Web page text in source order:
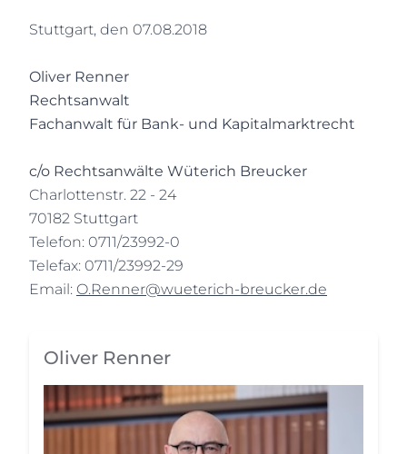
Stuttgart, den 07.08.2018
Oliver Renner
Rechtsanwalt
Fachanwalt für Bank- und Kapitalmarktrecht
c/o Rechtsanwälte Wüterich Breucker
Charlottenstr. 22 - 24
70182 Stuttgart
Telefon: 0711/23992-0
Telefax: 0711/23992-29
Email: O.Renner@wueterich-breucker.de
Oliver Renner